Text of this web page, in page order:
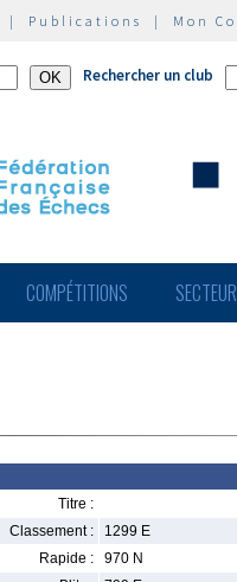
| Publications | Mon
Rechercher un club
COMPÉTITIONS
Titre :
Classement :
1299 E
Rapide :
970 N